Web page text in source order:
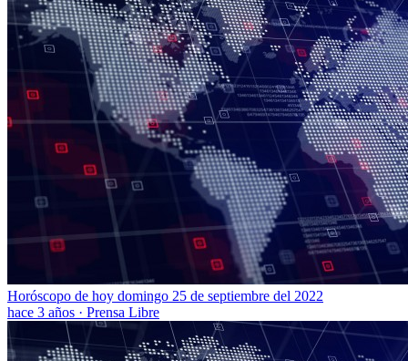
Horóscopo de hoy domingo 25 de septiembre del 2022
hace 3 años · Prensa Libre